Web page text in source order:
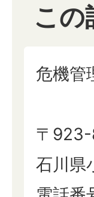
この
危機管
〒
石川県